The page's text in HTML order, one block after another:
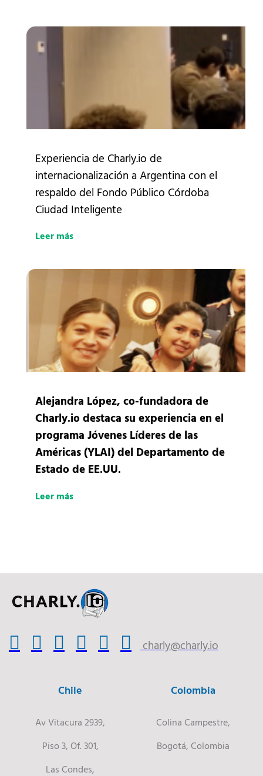
Experiencia de Charly.io de
internacionalización a Argentina con el
respaldo del Fondo Público Córdoba
Ciudad Inteligente
Leer más
Alejandra López, co-fundadora de
Charly.io destaca su experiencia en el
programa Jóvenes Líderes de las
Américas (YLAI) del Departamento de
Estado de EE.UU.
Leer más
charly@charly.io
Chile
Av Vitacura 2939,
Piso 3, Of. 301,
Las Condes,
Colombia
Colina Campestre,
Bogotá, Colombia